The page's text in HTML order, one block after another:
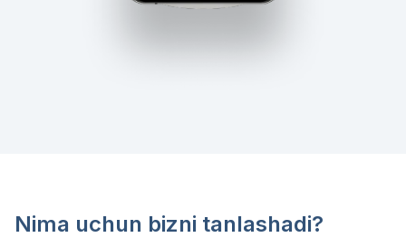
Nima uchun bizni tanlashadi?